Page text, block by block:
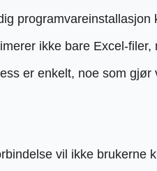
ikke bare Excel-
er enkelt, noe som
vil ikke brukerne